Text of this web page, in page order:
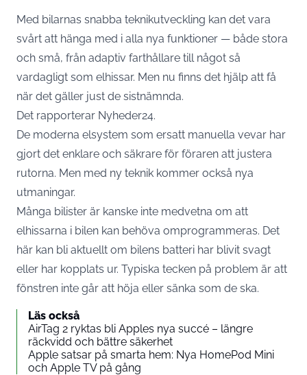
Med bilarnas snabba teknikutveckling kan det vara
svårt att hänga med i alla nya funktioner — både stora
och små, från adaptiv farthållare till något så
vardagligt som elhissar. Men nu finns det hjälp att få
när det gäller just de sistnämnda.
Det rapporterar Nyheder24.
De moderna elsystem som ersatt manuella vevar har
gjort det enklare och säkrare för föraren att justera
rutorna. Men med ny teknik kommer också nya
utmaningar.
Många bilister är kanske inte medvetna om att
elhissarna i bilen kan behöva omprogrammeras. Det
här kan bli aktuellt om bilens batteri har blivit svagt
eller har kopplats ur. Typiska tecken på problem är att
fönstren inte går att höja eller sänka som de ska.
Läs också
AirTag 2 ryktas bli Apples nya succé – längre
räckvidd och bättre säkerhet
Apple satsar på smarta hem: Nya HomePod Mini
och Apple TV på gång